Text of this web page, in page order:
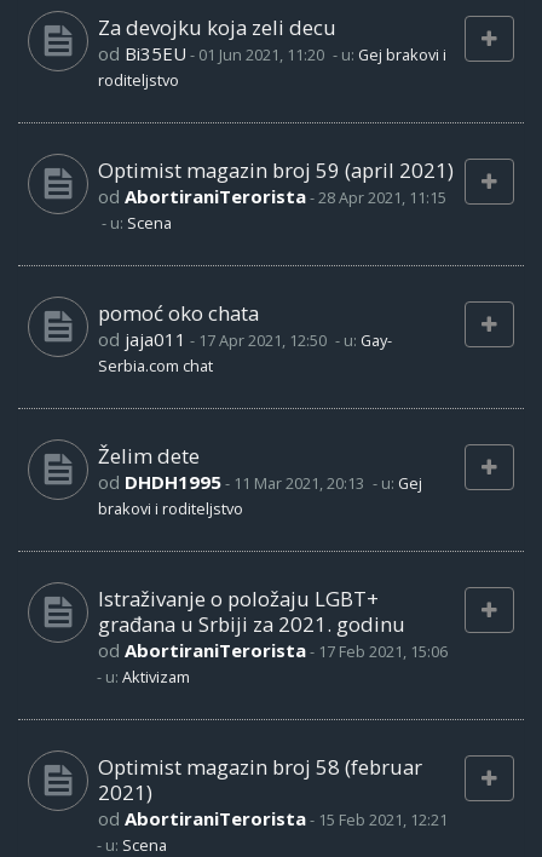
Za devojku koja zeli decu
od Bi35EU - 01 Jun 2021, 11:20 - u: Gej brakovi i
roditeljstvo
Optimist magazin broj 59 (april 2021)
od AbortiraniTerorista-28 Apr 2021, 11:15
- u: Scena
pomoć oko chata
od jaja011 - 17 Apr 2021, 12:50 - u: Gay-
Serbia.com chat
Želim dete
od DHDH1995- 11 Mar 2021, 20:13 - u: Gej
brakovi i roditeljstvo
Istraživanje o položaju LGBT+
građana u Srbiji za 2021. godinu
od AbortiraniTerorista- 17 Feb 2021, 15:06
- u: Aktivizam
Optimist magazin broj 58 (februar
2021)
od AbortiraniTerorista- 15 Feb 2021, 12:21
- u: Scena